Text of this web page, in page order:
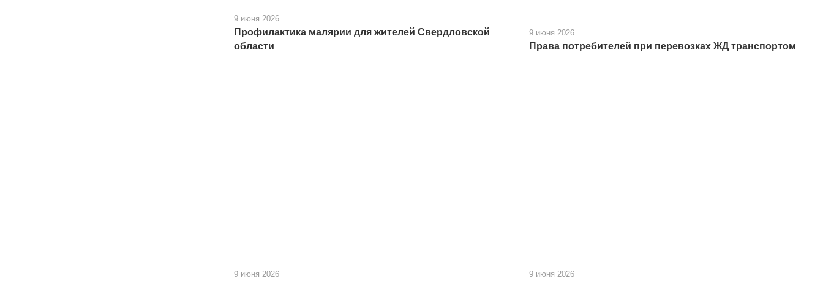
Профилактика малярии для жителей Свердловской
области
9 июня 2026
Права потребителей при перевозках ЖД транспортом
9 июня 2026
9 июня 2026 9 июня 2026